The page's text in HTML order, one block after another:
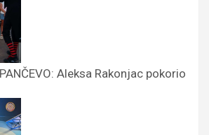
Aleksa Rakonjac pokorio